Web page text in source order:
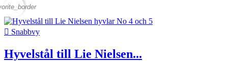
 Snabbvy
Hyvelstål till Lie Nielsen...